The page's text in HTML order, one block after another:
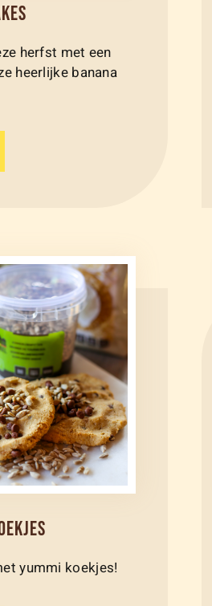
herfst met een
heerlijke banana
yummi koekjes!